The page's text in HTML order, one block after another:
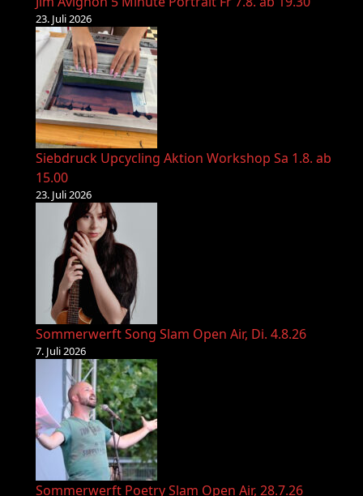
23. Juli 2026
Siebdruck Upcycling Aktion Workshop Sa 1.8. ab
15.00
23. Juli 2026
Sommerwerft Song Slam Open Air, Di. 4.8.26
7. Juli 2026
Sommerwerft Poetry Slam Open Air, 28.7.26